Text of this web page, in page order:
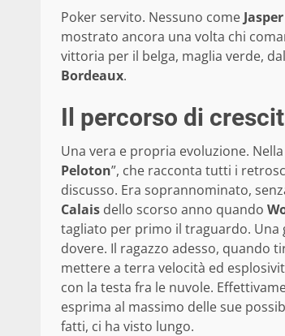
Poker servito. Nessuno come
mostrato ancora una volta chi
vittoria per il belga, maglia verde,
Bordeaux.
Il percorso di
Una vera e propria evoluzione.
Peloton”, che racconta tutti i
discusso. Era soprannominato,
Calais dello scorso anno quando
tagliato per primo il traguardo. Una
dovere. Il ragazzo adesso, quando
mettere a terra velocità ed
con la testa fra le nuvole.
esprima al massimo delle sue
fatti, ci ha visto lungo.